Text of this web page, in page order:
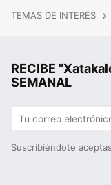
TEMAS DE INTERÉS
RECIBE
SEMANAL
Suscribiéndote